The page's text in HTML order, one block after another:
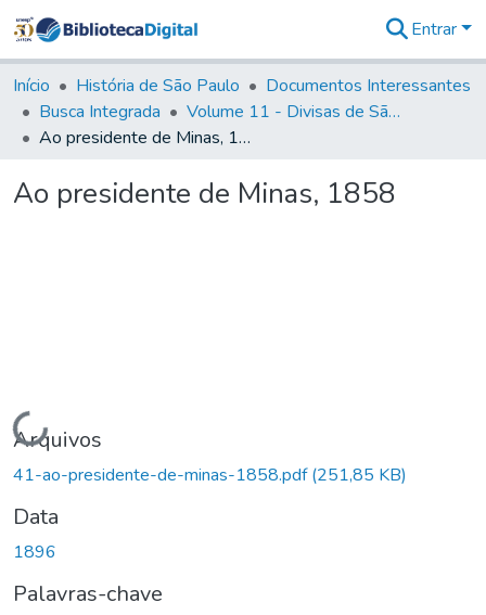
&
Coleções
Tudo na
Biblioteca
Estatísticas
Entrar
Início História de São Paulo
Documentos Interessantes
Busca Integrada
Volume 11 - Divisas de São Paulo e Minas Gerais
Ao presidente de Minas, 1858
Ao presidente de Minas, 1858
Carregando...
Arquivos
41-ao-presidente-de-minas-1858.pdf(251,85 KB)
Data
1896
Palavras-chave